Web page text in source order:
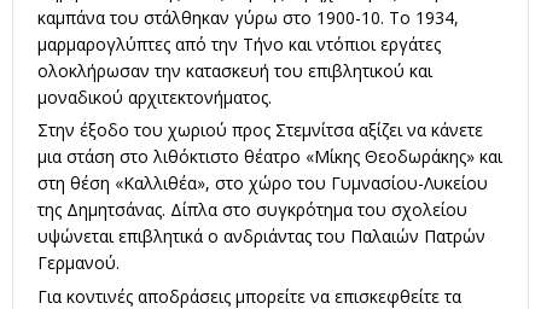
καμπάνα του στάλθηκαν γύρω στο 1900-10. Το 1934,
μαρμαρογλύπτες από την Τήνο και ντόπιοι εργάτες
ολοκλήρωσαν την κατασκευή του επιβλητικού και
μοναδικού αρχιτεκτονήματος.
Στην έξοδο του χωριού προς Στεμνίτσα αξίζει να κάνετε
μια στάση στο λιθόκτιστο θέατρο «Μίκης Θεοδωράκης» και
στη θέση «Καλλιθέα», στο χώρο του Γυμνασίου-Λυκείου
της Δημητσάνας. Δίπλα στο συγκρότημα του σχολείου
υψώνεται επιβλητικά ο ανδριάντας του Παλαιών Πατρών
Γερμανού.
Για κοντινές αποδράσεις μπορείτε να επισκεφθείτε τα